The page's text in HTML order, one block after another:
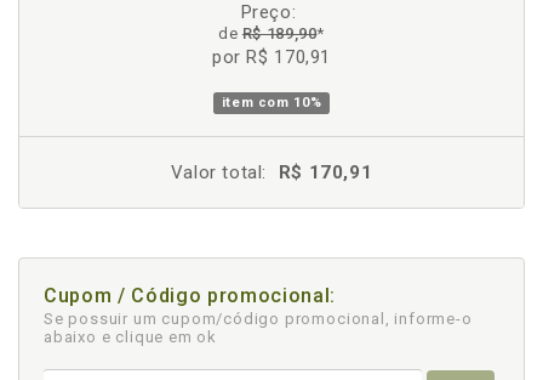
Preço:
deR$ 189,90*
por R$ 170,91
item com 10%
Valor total: R$ 170,91
Cupom / Código promocional:
Se possuir um cupom/código promocional, informe-o
abaixo e clique em ok